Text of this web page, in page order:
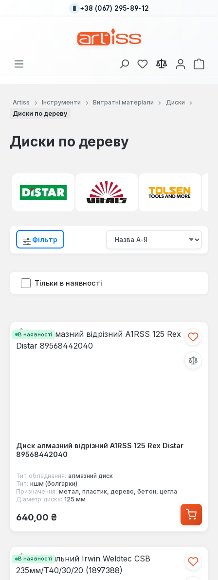
Перейти до основного вмісту
+38 (067) 295-89-12
У вас є 0 у списку
Artiss Інструменти Витратні матеріали
Диски
Диски по дереву
Диски по дереву
Фільтр
Тільки в наявності
В наявності
Диск алмазний відрізний A1RSS 125 Rex Distar
89568442040
Тип обладнання: алмазний диск
Тип: кшм (болгарки)
Призначення: метал, пластик, дерево, бетон, цегла
Діаметр диска: 125 мм
Звичайна ціна:
640,00 ₴
В наявності